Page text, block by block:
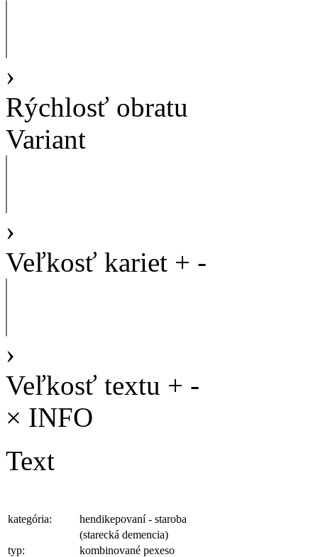
›
Rýchlosť obratu
Variant
›
Veľkosť kariet + -
›
Veľkosť textu + -
× INFO
Text
kategória:
hendikepovaní - staroba
(starecká demencia)
typ:
kombinované pexeso